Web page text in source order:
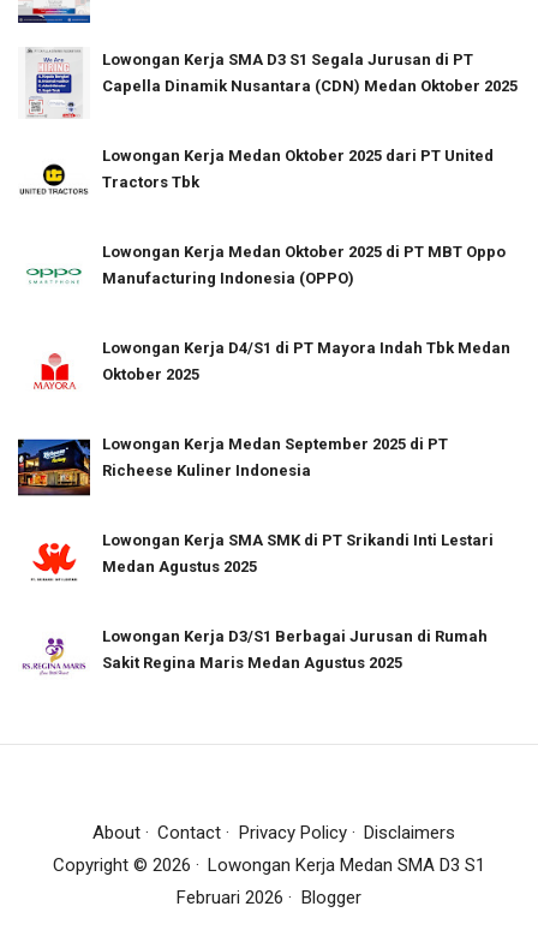
Lowongan Kerja SMA D3 S1 Segala Jurusan di PT
Capella Dinamik Nusantara (CDN) Medan Oktober 2025
Lowongan Kerja Medan Oktober 2025 dari PT United
Tractors Tbk
Lowongan Kerja Medan Oktober 2025 di PT MBT Oppo
Manufacturing Indonesia (OPPO)
Lowongan Kerja D4/S1 di PT Mayora Indah Tbk Medan
Oktober 2025
Lowongan Kerja Medan September 2025 di PT
Richeese Kuliner Indonesia
Lowongan Kerja SMA SMK di PT Srikandi Inti Lestari
Medan Agustus 2025
Lowongan Kerja D3/S1 Berbagai Jurusan di Rumah
Sakit Regina Maris Medan Agustus 2025
About Contact Privacy Policy
Disclaimers
Copyright © 2026
Lowongan Kerja Medan SMA D3 S1
Februari 2026
Blogger